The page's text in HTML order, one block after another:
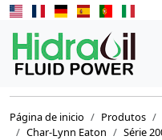
Página de inicio Produtos
Char-Lynn Eaton
Série